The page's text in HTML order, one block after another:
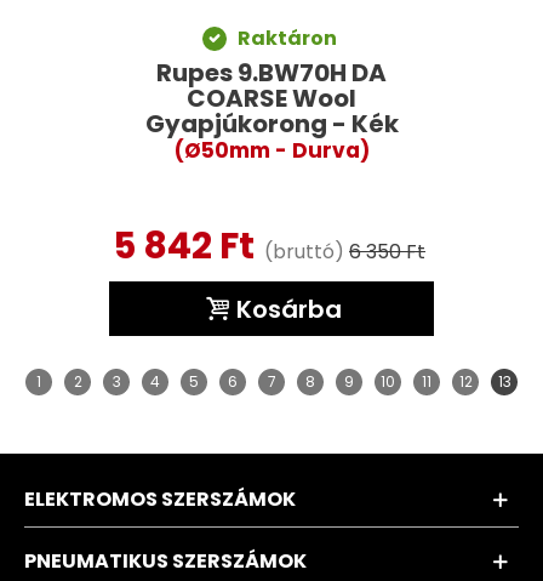
Raktáron
Rupes 9.BW70H DA
COARSE Wool
Gyapjúkorong - Kék
(Ø50mm - Durva)
5 842 Ft (bruttó) 6 350 Ft
Kosárba
1 2 3 4 5 6 7 8 9 10 11 12 13
ELEKTROMOS SZERSZÁMOK
PNEUMATIKUS SZERSZÁMOK